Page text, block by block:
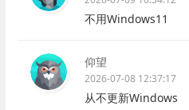
不用Windows11
仰望
2026-07-08 12:37:17
从不更新Windows